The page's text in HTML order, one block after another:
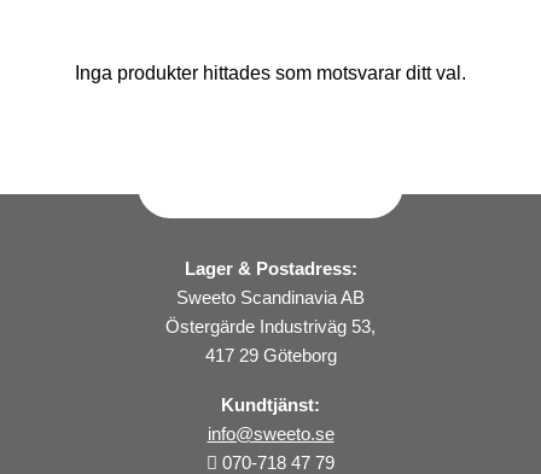
Inga produkter hittades som motsvarar ditt val.
Lager & Postadress:
Sweeto Scandinavia AB
Östergärde Industriväg 53,
417 29 Göteborg
Kundtjänst:
info@sweeto.se
070-718 47 79